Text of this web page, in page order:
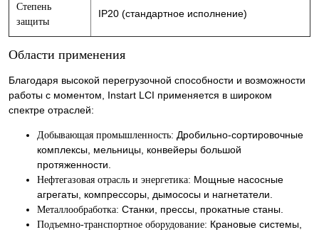
Степень
защиты
IP20 (стандартное исполнение)
Области применения
Благодаря высокой перегрузочной способности и возможности
работы с моментом, Instart LCI применяется в широком
спектре отраслей:
Добывающая промышленность: Дробильно-сортировочные
комплексы, мельницы, конвейеры большой
протяженности.
Нефтегазовая отрасль и энергетика: Мощные насосные
агрегаты, компрессоры, дымососы и нагнетатели.
Металлообработка: Станки, прессы, прокатные станы.
Подъемно-транспортное оборудование: Крановые системы,